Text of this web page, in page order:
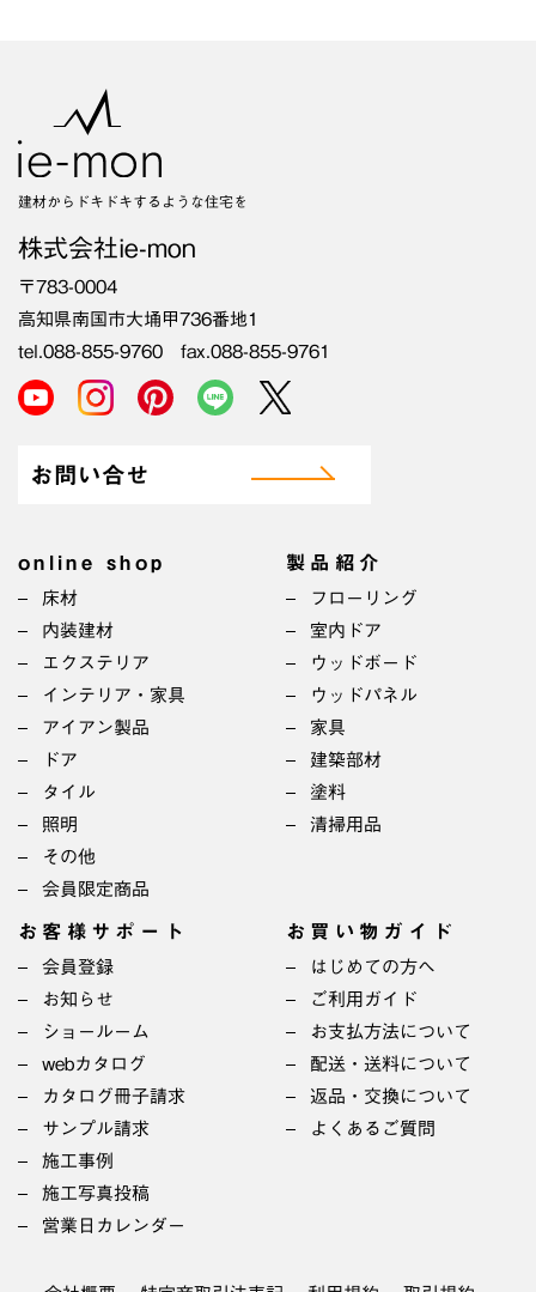
建材からドキドキするような住宅を
株式会社ie-mon
〒783-0004
高知県南国市大埇甲736番地1
tel.088-855-9760 fax.088-855-9761
お問い合せ
online shop
床材
内装建材
エクステリア
インテリア・家具
アイアン製品
ドア
タイル
照明
その他
会員限定商品
製品紹介
フローリング
室内ドア
ウッドボード
ウッドパネル
家具
建築部材
塗料
清掃用品
お客様サポート
会員登録
お知らせ
ショールーム
webカタログ
カタログ冊子請求
サンプル請求
施工事例
施工写真投稿
営業日カレンダー
お買い物ガイド
はじめての方へ
ご利用ガイド
お支払方法について
配送・送料について
返品・交換について
よくあるご質問